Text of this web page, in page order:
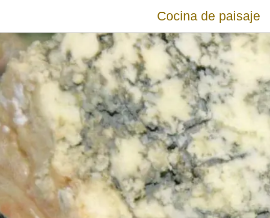
Cocina de paisaje